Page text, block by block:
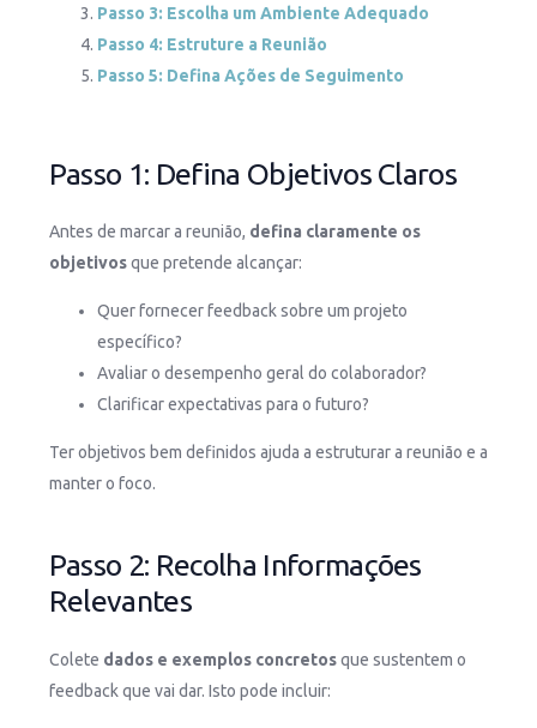
Passo 3: Escolha um Ambiente Adequado
Passo 4: Estruture a Reunião
Passo 5: Defina Ações de Seguimento
Passo 1: Defina Objetivos Claros
Antes de marcar a reunião, defina claramente os
objetivosque pretende alcançar:
Quer fornecer feedback sobre um projeto
específico?
Avaliar o desempenho geral do colaborador?
Clarificar expectativas para o futuro?
Ter objetivos bem definidos ajuda a estruturar a reunião e a
manter o foco.
Passo 2: Recolha Informações
Relevantes
Colete dados e exemplos concretosque sustentem o
feedback que vai dar. Isto pode incluir: